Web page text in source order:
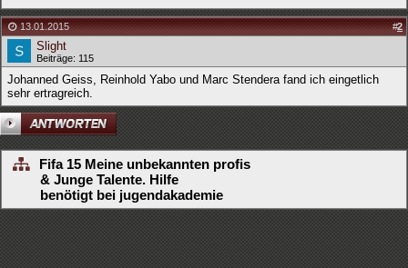
13.01.2015 #2
Slight
Beiträge: 115
Johanned Geiss, Reinhold Yabo und Marc Stendera fand ich eingetlich
sehr ertragreich.
Fifa 15 Meine unbekannten profis
& Junge Talente. Hilfe
benötigt bei jugendakademie